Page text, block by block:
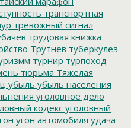
транспортная
тревожный сигнал
трудовая книжка
Трутнев туберкулез
турнир турпоход
тюрьма Тяжелая
убыль убыль населения
уголовное дело
кодекс уголовный
угон автомобиля удача